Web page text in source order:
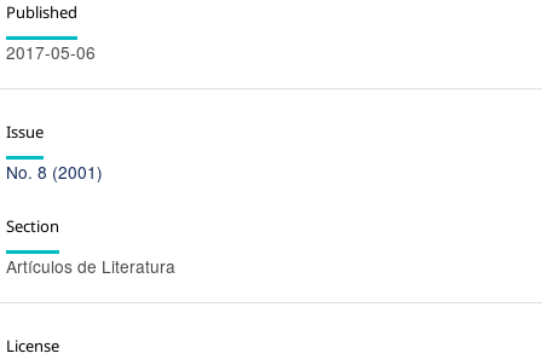
Published
2017-05-06
Issue
No. 8 (2001)
Section
Artículos de Literatura
License